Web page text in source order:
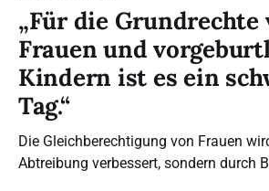
„Für die Grundrechte
Frauen und
Kindern ist es ein
Tag.“
Die Gleichberechtigung von Frauen
Abtreibung verbessert, sondern durch